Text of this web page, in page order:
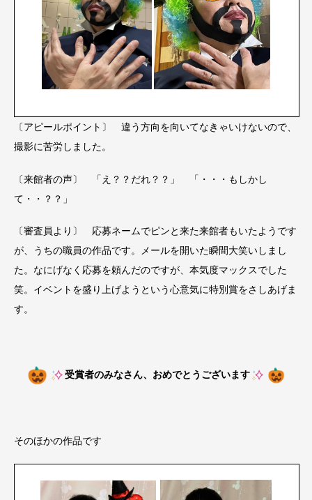
〔アピールポイント〕 違う方向を向いてなきゃいけないので、
撮影に苦労しました。
〔来館者の声〕 「え？？だれ？？」 「・・・もしかし
て・・？？」
〔審査員より〕 応募ネームでピンと来た来館者もいたようです
が、うちの職員の作品です。メールを開いた瞬間大笑いしまし
た。なにげなく応募を頼んだのですが、本気度マックスでした
笑。イベントを盛り上げようという心意気に特別賞をさしあげま
す。
受賞者のみなさん、おめでとうございます
そのほかの作品です